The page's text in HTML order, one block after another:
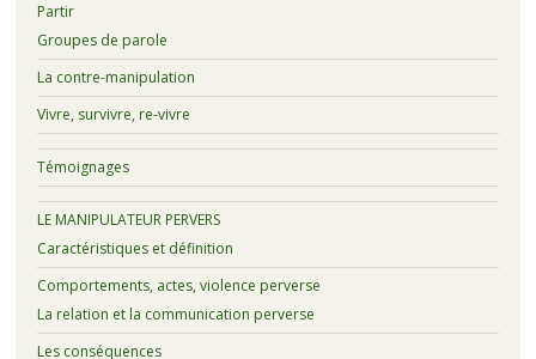
Partir
Groupes de parole
La contre-manipulation
Vivre, survivre, re-vivre
Témoignages
LE MANIPULATEUR PERVERS
Caractéristiques et définition
Comportements, actes, violence perverse
La relation et la communication perverse
Les conséquences